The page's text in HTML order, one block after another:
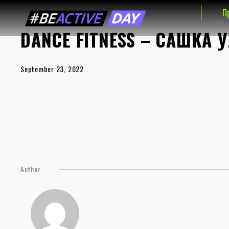
DANCE FITNESS –
September 23, 2022
Author